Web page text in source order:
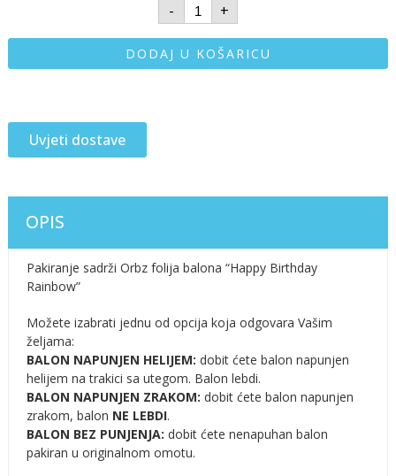
- +
DODAJ U KOŠARICU
Uvjeti dostave
OPIS
Pakiranje sadrži Orbz folija balona “Happy Birthday
Rainbow”
Možete izabrati jednu od opcija koja odgovara Vašim
željama:
BALON NAPUNJEN HELIJEM: dobit ćete balon napunjen
helijem na trakici sa utegom. Balon lebdi.
BALON NAPUNJEN ZRAKOM: dobit ćete balon napunjen
zrakom, balon NE LEBDI.
BALON BEZ PUNJENJA: dobit ćete nenapuhan balon
pakiran u originalnom omotu.